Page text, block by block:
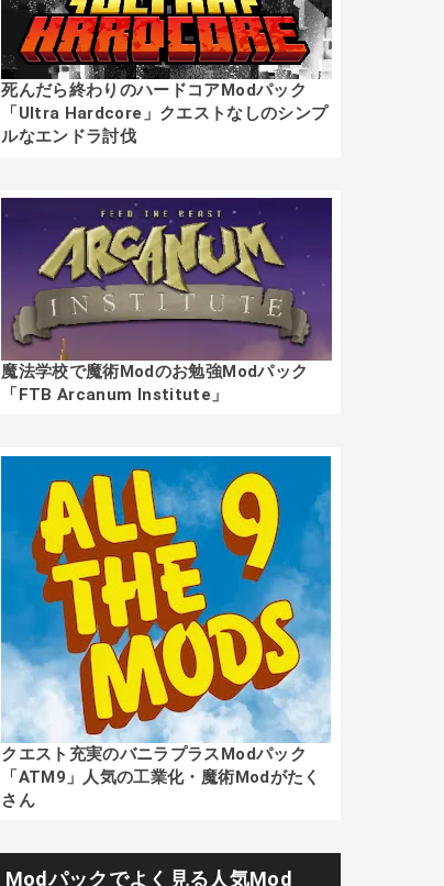
死んだら終わりのハードコアModパック
「Ultra Hardcore」クエストなしのシンプ
ルなエンドラ討伐
魔法学校で魔術Modのお勉強Modパック
「FTB Arcanum Institute」
クエスト充実のバニラプラスModパック
「ATM9」人気の工業化・魔術Modがたく
さん
Modパックでよく見る人気Mod